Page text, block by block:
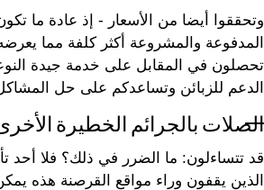
وتحققوا أيضا من الأسعار - إذ عادة ما
المدفوعة والمشروعة أكثر كلفة مما
تحصلون في المقابل على خدمة جيدة
الدعم للزبائن وتساعدكم على حل
الصلات بالجرائم الخطيرة
قد تتساءلون: ما الضرر في ذلك؟ فلا أحد
الذين يقفون وراء مواقع القرصنة هذه